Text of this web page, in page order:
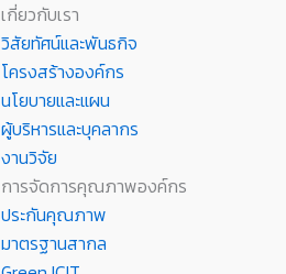
เกี่ยวกับเรา
วิสัยทัศน์และพันธกิจ
โครงสร้างองค์กร
นโยบายและแผน
ผู้บริหารและบุคลากร
งานวิจัย
การจัดการคุณภาพองค์กร
ประกันคุณภาพ
มาตรฐานสากล